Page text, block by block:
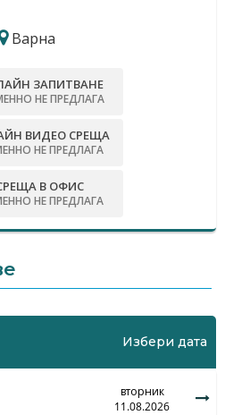
Варна
ЗАПИТВАНЕ
НЕ ПРЕДЛАГА
ВИДЕО СРЕЩА
НЕ ПРЕДЛАГА
В ОФИС
НЕ ПРЕДЛАГА
Избери дата
вторник
11.08.2026